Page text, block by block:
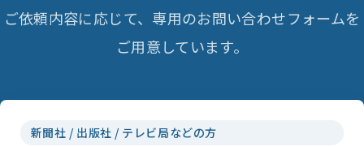
ご依頼内容に応じて、専用のお問い合わせフォームを
ご用意しています。
新聞社 / 出版社 / テレビ局などの方